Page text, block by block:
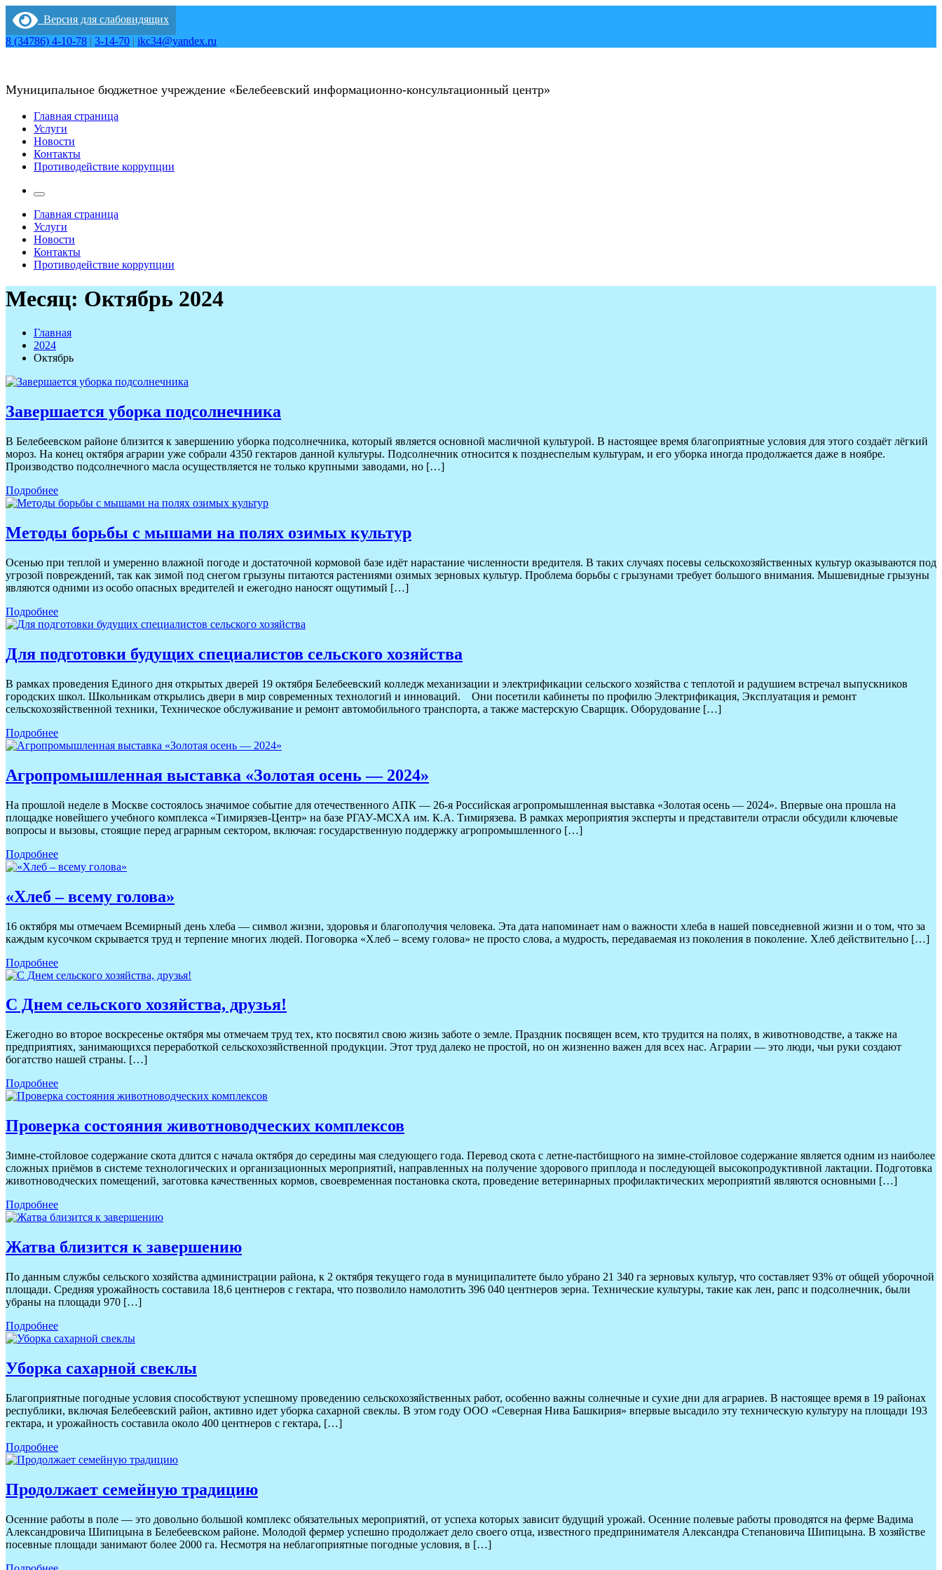
Перейти
содержимому
Версия для слабовидящих
8 (34786) 4-10-78 | 3-14-70 | ikc34@yandex.ru
Муниципальное бюджетное учреждение «Белебеевский информационно-консультационный центр»
Главная страница
Услуги
Новости
Контакты
Противодействие коррупции
Главная страница
Услуги
Новости
Контакты
Противодействие коррупции
Месяц: Октябрь 2024
Главная
2024
Октябрь
Завершается уборка подсолнечника
В Белебеевском районе близится к завершению уборка подсолнечника, который является основной масличной культурой. В настоящее время благоприятные условия для этого создаёт лёгкий
мороз. На конец октября аграрии уже собрали 4350 гектаров данной культуры. Подсолнечник относится к позднеспелым культурам, и его уборка иногда продолжается даже в ноябре.
Производство подсолнечного масла осуществляется не только крупными заводами, но […]
Подробнее
Методы борьбы с мышами на полях озимых культур
Осенью при теплой и умеренно влажной погоде и достаточной кормовой базе идёт нарастание численности вредителя. В таких случаях посевы сельскохозяйственных культур оказываются под
угрозой повреждений, так как зимой под снегом грызуны питаются растениями озимых зерновых культур. Проблема борьбы с грызунами требует большого внимания. Мышевидные грызуны
являются одними из особо опасных вредителей и ежегодно наносят ощутимый […]
Подробнее
Для подготовки будущих специалистов сельского хозяйства
В рамках проведения Единого дня открытых дверей 19 октября Белебеевский колледж механизации и электрификации сельского хозяйства с теплотой и радушием встречал выпускников
городских школ. Школьникам открылись двери в мир современных технологий и инноваций. Они посетили кабинеты по профилю Электрификация, Эксплуатация и ремонт
сельскохозяйственной техники, Техническое обслуживание и ремонт автомобильного транспорта, а также мастерскую Сварщик. Оборудование […]
Подробнее
Агропромышленная выставка «Золотая осень — 2024»
На прошлой неделе в Москве состоялось значимое событие для отечественного АПК — 26-я Российская агропромышленная выставка «Золотая осень — 2024». Впервые она прошла на
площадке новейшего учебного комплекса «Тимирязев-Центр» на базе РГАУ-МСХА им. К.А. Тимирязева. В рамках мероприятия эксперты и представители отрасли обсудили ключевые
вопросы и вызовы, стоящие перед аграрным сектором, включая: государственную поддержку агропромышленного […]
Подробнее
«Хлеб – всему голова»
16 октября мы отмечаем Всемирный день хлеба — символ жизни, здоровья и благополучия человека. Эта дата напоминает нам о важности хлеба в нашей повседневной жизни и о том, что за
каждым кусочком скрывается труд и терпение многих людей. Поговорка «Хлеб – всему голова» не просто слова, а мудрость, передаваемая из поколения в поколение. Хлеб действительно […]
Подробнее
С Днем сельского хозяйства, друзья!
Ежегодно во второе воскресенье октября мы отмечаем труд тех, кто посвятил свою жизнь заботе о земле. Праздник посвящен всем, кто трудится на полях, в животноводстве, а также на
предприятиях, занимающихся переработкой сельскохозяйственной продукции. Этот труд далеко не простой, но он жизненно важен для всех нас. Аграрии — это люди, чьи руки создают
богатство нашей страны. […]
Подробнее
Проверка состояния животноводческих комплексов
Зимне-стойловое содержание скота длится с начала октября до середины мая следующего года. Перевод скота с летне-пастбищного на зимне-стойловое содержание является одним из наиболее
сложных приёмов в системе технологических и организационных мероприятий, направленных на получение здорового приплода и последующей высокопродуктивной лактации. Подготовка
животноводческих помещений, заготовка качественных кормов, своевременная постановка скота, проведение ветеринарных профилактических мероприятий являются основными […]
Подробнее
Жатва близится к завершению
По данным службы сельского хозяйства администрации района, к 2 октября текущего года в муниципалитете было убрано 21 340 га зерновых культур, что составляет 93% от общей уборочной
площади. Средняя урожайность составила 18,6 центнеров с гектара, что позволило намолотить 396 040 центнеров зерна. Технические культуры, такие как лен, рапс и подсолнечник, были
убраны на площади 970 […]
Подробнее
Уборка сахарной свеклы
Благоприятные погодные условия способствуют успешному проведению сельскохозяйственных работ, особенно важны солнечные и сухие дни для аграриев. В настоящее время в 19 районах
республики, включая Белебеевский район, активно идет уборка сахарной свеклы. В этом году ООО «Северная Нива Башкирия» впервые высадило эту техническую культуру на площади 193
гектара, и урожайность составила около 400 центнеров с гектара, […]
Подробнее
Продолжает семейную традицию
Осенние работы в поле — это довольно большой комплекс обязательных мероприятий, от успеха которых зависит будущий урожай. Осенние полевые работы проводятся на ферме Вадима
Александровича Шипицына в Белебеевском районе. Молодой фермер успешно продолжает дело своего отца, известного предпринимателя Александра Степановича Шипицына. В хозяйстве
посевные площади занимают более 2000 га. Несмотря на неблагоприятные погодные условия, в […]